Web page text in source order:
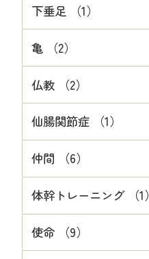
下垂足 （1）
亀 （2）
仏教 （2）
仙腸関節症 （1）
仲間 （6）
体幹トレーニング （1）
使命 （9）